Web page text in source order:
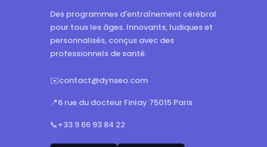
Des programmes d'entraînement cérébral
pour tous les âges. Innovants, ludiques et
personnalisés, conçus avec des
professionnels de santé.
✉️contact@dynseo.com
📍6 rue du docteur Finlay 75015 Paris
📞+33 9 66 93 84 22